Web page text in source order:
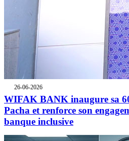
26-06-2026
WIFAK BANK inaugure sa
Pacha et renforce son
banque inclusive